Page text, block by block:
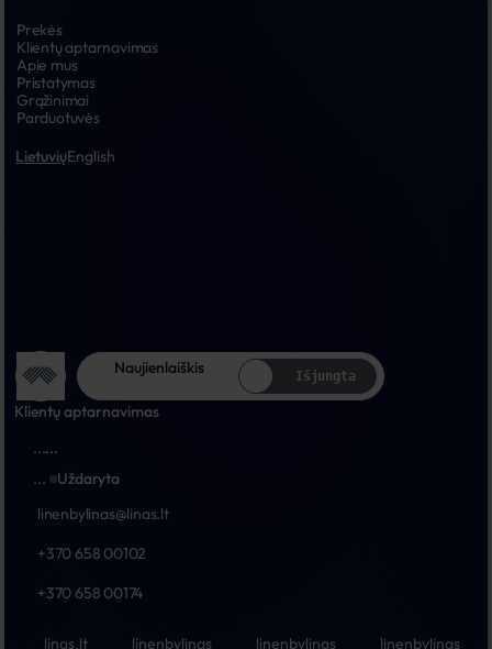
Prekės
Klientų aptarnavimas
Apie mus
Pristatymas
Grąžinimai
Parduotuvės
LietuviųEnglish
Naujienlaiškis Išjungta
Klientų aptarnavimas
......
...
Uždaryta
linenbylinas@linas.lt
+370 658 00102
+370 658 00174
linas.lt linenbylinas linenbylinas linenbylinas